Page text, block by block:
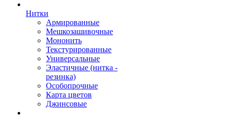
Нитки
Армированные
Мешкозашивочные
Мононить
Текстурированные
Универсальные
Эластичные (нитка -
резинка)
Особопрочные
Карта цветов
Джинсовые